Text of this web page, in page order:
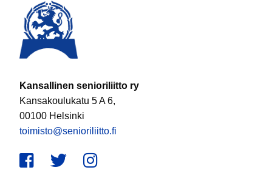
Kansallinen senioriliitto ry
Kansakoulukatu 5 A 6,
00100 Helsinki
toimisto@senioriliitto.fi
Facebook
TwitterInstagram